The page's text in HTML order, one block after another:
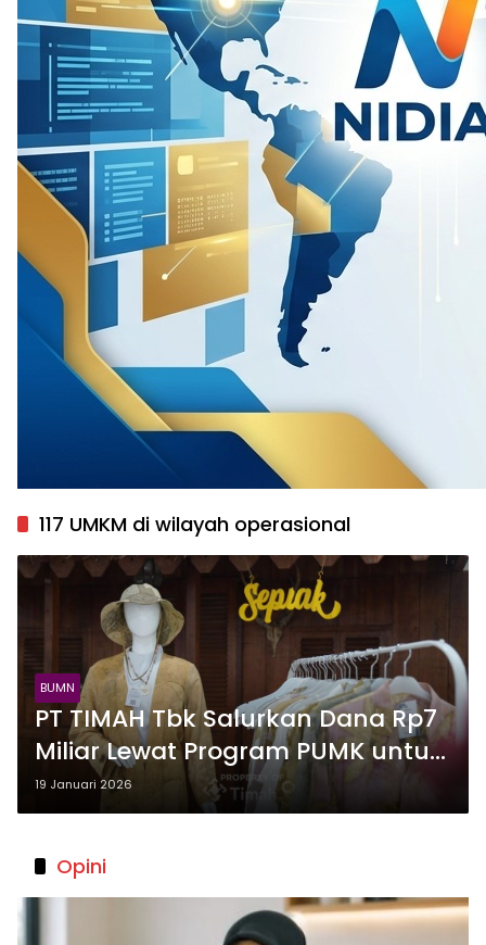
117 UMKM di wilayah operasional
BUMN
PT TIMAH Tbk Salurkan Dana Rp7
Miliar Lewat Program PUMK untuk
Dukung Pengembangan 117
UMKM di Wilayah Operasional
19 Januari 2026
Opini